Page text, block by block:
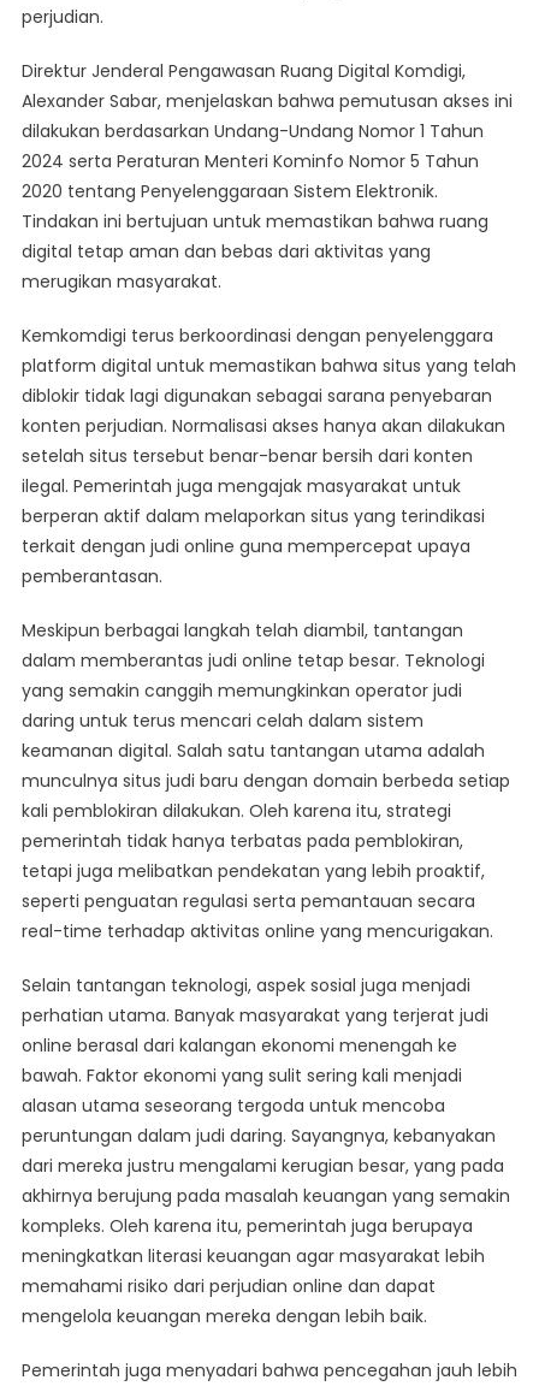
perjudian.
Direktur Jenderal Pengawasan Ruang Digital Komdigi,
Alexander Sabar, menjelaskan bahwa pemutusan akses ini
dilakukan berdasarkan Undang-Undang Nomor 1 Tahun
2024 serta Peraturan Menteri Kominfo Nomor 5 Tahun
2020 tentang Penyelenggaraan Sistem Elektronik.
Tindakan ini bertujuan untuk memastikan bahwa ruang
digital tetap aman dan bebas dari aktivitas yang
merugikan masyarakat.
Kemkomdigi terus berkoordinasi dengan penyelenggara
platform digital untuk memastikan bahwa situs yang telah
diblokir tidak lagi digunakan sebagai sarana penyebaran
konten perjudian. Normalisasi akses hanya akan dilakukan
setelah situs tersebut benar-benar bersih dari konten
ilegal. Pemerintah juga mengajak masyarakat untuk
berperan aktif dalam melaporkan situs yang terindikasi
terkait dengan judi online guna mempercepat upaya
pemberantasan.
Meskipun berbagai langkah telah diambil, tantangan
dalam memberantas judi online tetap besar. Teknologi
yang semakin canggih memungkinkan operator judi
daring untuk terus mencari celah dalam sistem
keamanan digital. Salah satu tantangan utama adalah
munculnya situs judi baru dengan domain berbeda setiap
kali pemblokiran dilakukan. Oleh karena itu, strategi
pemerintah tidak hanya terbatas pada pemblokiran,
tetapi juga melibatkan pendekatan yang lebih proaktif,
seperti penguatan regulasi serta pemantauan secara
real-time terhadap aktivitas online yang mencurigakan.
Selain tantangan teknologi, aspek sosial juga menjadi
perhatian utama. Banyak masyarakat yang terjerat judi
online berasal dari kalangan ekonomi menengah ke
bawah. Faktor ekonomi yang sulit sering kali menjadi
alasan utama seseorang tergoda untuk mencoba
peruntungan dalam judi daring. Sayangnya, kebanyakan
dari mereka justru mengalami kerugian besar, yang pada
akhirnya berujung pada masalah keuangan yang semakin
kompleks. Oleh karena itu, pemerintah juga berupaya
meningkatkan literasi keuangan agar masyarakat lebih
memahami risiko dari perjudian online dan dapat
mengelola keuangan mereka dengan lebih baik.
Pemerintah juga menyadari bahwa pencegahan jauh lebih